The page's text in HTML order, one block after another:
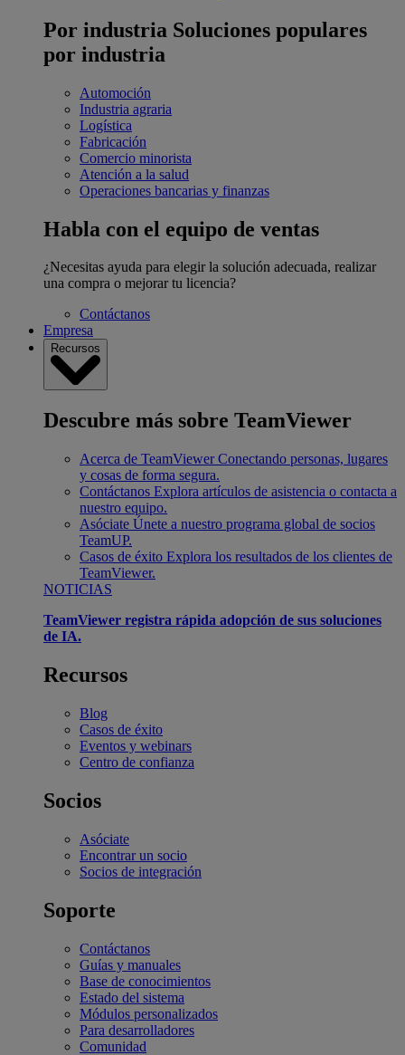
Por industria Soluciones populares
por industria
Automoción
Industria agraria
Logística
Fabricación
Comercio minorista
Atención a la salud
Operaciones bancarias y finanzas
Habla con el equipo de ventas
¿Necesitas ayuda para elegir la solución adecuada, realizar
una compra o mejorar tu licencia?
Contáctanos
Empresa
Recursos
Descubre más sobre TeamViewer
Acerca de TeamViewer Conectando personas, lugares
y cosas de forma segura.
Contáctanos Explora artículos de asistencia o contacta a
nuestro equipo.
Asóciate Únete a nuestro programa global de socios
TeamUP.
Casos de éxito Explora los resultados de los clientes de
TeamViewer.
NOTICIAS
TeamViewer registra rápida adopción de sus soluciones
de IA.
Recursos
Blog
Casos de éxito
Eventos y webinars
Centro de confianza
Socios
Asóciate
Encontrar un socio
Socios de integración
Soporte
Contáctanos
Guías y manuales
Base de conocimientos
Estado del sistema
Módulos personalizados
Para desarrolladores
Comunidad